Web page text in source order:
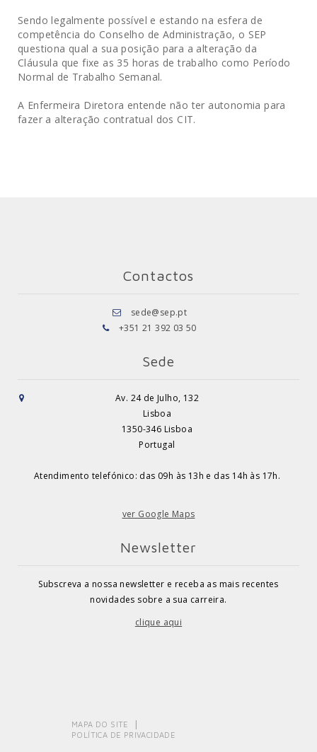
Sendo legalmente possível e estando na esfera de
competência do Conselho de Administração, o SEP
questiona qual a sua posição para a alteração da
Cláusula que fixe as 35 horas de trabalho como Período
Normal de Trabalho Semanal.
A Enfermeira Diretora entende não ter autonomia para
fazer a alteração contratual dos CIT.
Contactos
sede@sep.pt
+351 21 392 03 50
Sede
Av. 24 de Julho, 132
Lisboa
1350-346 Lisboa
Portugal
Atendimento telefónico: das 09h às 13h e das 14h às 17h.
ver Google Maps
Newsletter
Subscreva a nossa newsletter e receba as mais recentes
novidades sobre a sua carreira.
clique aqui
MAPA DO SITE
POLÍTICA DE PRIVACIDADE